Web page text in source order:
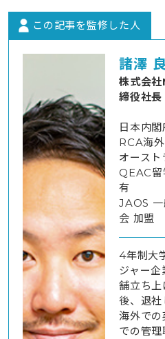
この記事を監修した人
諸澤
株式会
締役社長
日本内
RCA海
オース
QEAC留
有
JAOS 一
会 加盟
4年制大
ジャー
舗立ち上
後、退社
海外で
での管